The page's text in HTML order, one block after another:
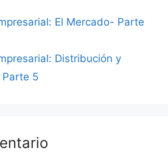
El Mercado- Parte
Distribución y
5